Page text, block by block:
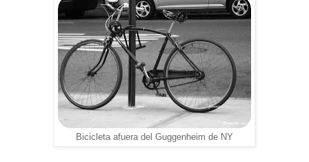
Bicicleta afuera del Guggenheim de NY